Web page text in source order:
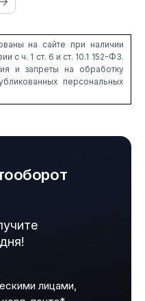
на сайте при наличии
с ч. 1 ст. 6 и ст. 10.1 152-ФЗ.
и запреты на обработку
персональных
лицами,